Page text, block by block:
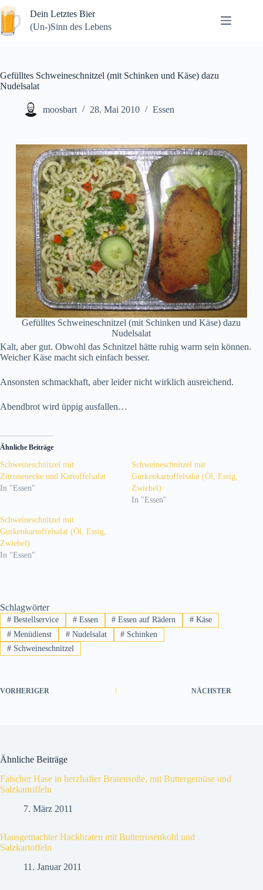
Zum
Inhalt
springen
Dein Letztes Bier
(Un-)Sinn des Lebens
Gefülltes Schweineschnitzel (mit Schinken und Käse) dazu
Nudelsalat
moosbart 28. Mai 2010 Essen
Gefülltes Schweineschnitzel (mit Schinken und Käse) dazu
Nudelsalat
Kalt, aber gut. Obwohl das Schnitzel hätte ruhig warm sein können.
Weicher Käse macht sich einfach besser.
Ansonsten schmackhaft, aber leider nicht wirklich ausreichend.
Abendbrot wird üppig ausfallen…
Ähnliche Beiträge
Schweineschnitzel mit
Zitronenecke und Kartoffelsalat
In "Essen"
Schweineschnitzel mit
Gurkenkartoffelsalat (Öl, Essig,
Zwiebel)
In "Essen"
Schweineschnitzel mit
Gurkenkartoffelsalat (Öl, Essig,
Zwiebel)
In "Essen"
Schlagwörter
#Bestellservice #Essen # Essen auf Rädern # Käse
#Menüdienst #Nudelsalat # Schinken
#Schweineschnitzel
VORHERIGER NÄCHSTER
Ähnliche Beiträge
Falscher Hase in herzhafter Bratensoße, mit Buttergemüse und
Salzkartoffeln
7. März 2011
Hausgemachter Hackbraten mit Butterrosenkohl und
Salzkartoffeln
11. Januar 2011